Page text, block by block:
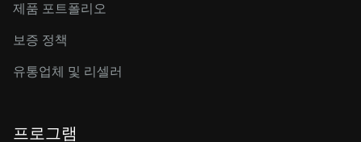
제품 포트폴리오
보증 정책
유통업체 및 리셀러
프로그램